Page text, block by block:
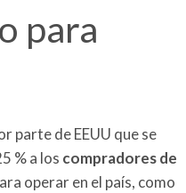
para
parte de EEUU que se
% a los compradores de
operar en el país, como